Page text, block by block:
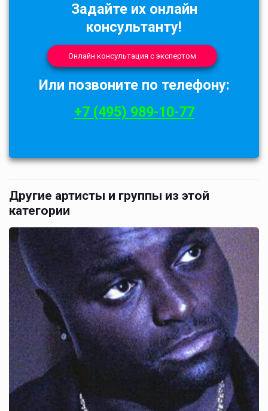
Задайте их онлайн
консультанту!
Онлайн консультация с экспертом
Или позвоните по телефону:
+7 (495) 989-10-77
Другие артисты и группы из этой
категории